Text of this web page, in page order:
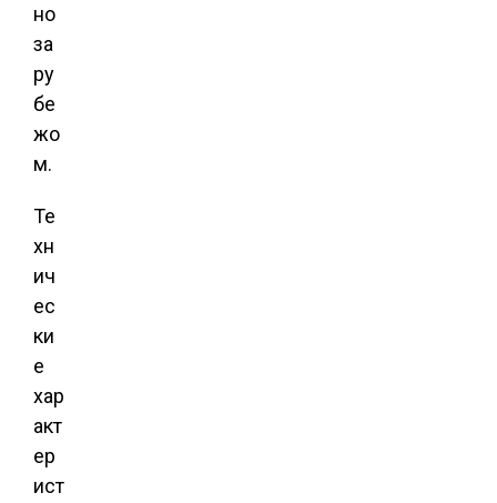
но
за
ру
бе
жо
м.
Те
хн
ич
ес
ки
е
хар
акт
ер
ист